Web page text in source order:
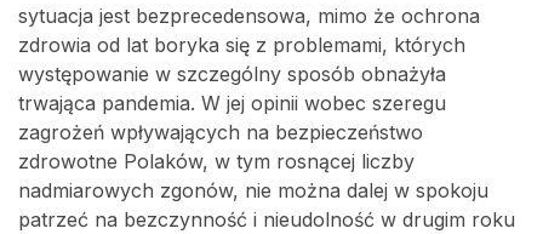
sytuacja jest bezprecedensowa, mimo że ochrona
zdrowia od lat boryka się z problemami, których
występowanie w szczególny sposób obnażyła
trwająca pandemia. W jej opinii wobec szeregu
zagrożeń wpływających na bezpieczeństwo
zdrowotne Polaków, w tym rosnącej liczby
nadmiarowych zgonów, nie można dalej w spokoju
patrzeć na bezczynność i nieudolność w drugim roku